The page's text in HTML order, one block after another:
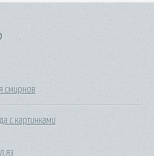
смирнов
с картинками